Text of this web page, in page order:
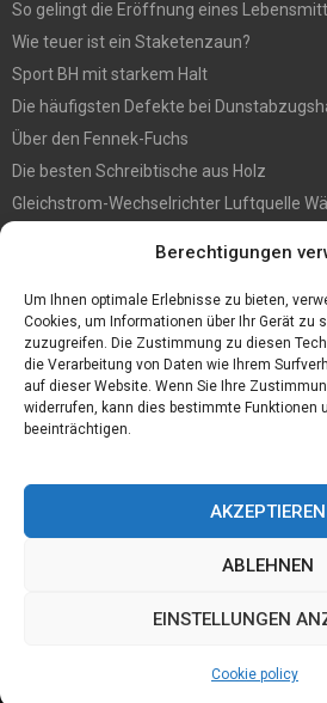
Berechtigungen
Um Ihnen optimale Erlebnisse zu bieten,
Cookies, um Informationen über Ihr Gerät zu
zuzugreifen. Die Zustimmung zu diesen
die Verarbeitung von Daten wie Ihrem
auf dieser Website. Wenn Sie Ihre
widerrufen, kann dies bestimmte Funktionen
beeinträchtigen.
AKZEPTIEREN
ABLEHNEN
EINSTELLUNGEN
Cookie policy
So gelingt die Eröffnung eines
Wie teuer ist ein Staketenzaun?
Sport BH mit starkem Halt
Die häufigsten Defekte bei
Über den Fennek-Fuchs
Die besten Schreibtische aus Holz
Gleichstrom-Wechselrichter Luftquelle
Befall vorbeugen? So werden Sie
Ein Convoi Exceptionnel gehört in
Contact